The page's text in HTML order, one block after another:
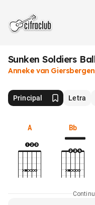
Sunken Soldiers
Anneke van Giersbergen
Principal Letra
A Bb